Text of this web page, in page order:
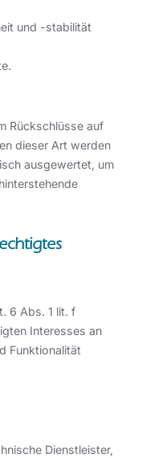
und -stabilität
Rückschlüsse auf
dieser Art werden
ausgewertet, um
6 Abs. 1 lit. f
Interesses an
Funktionalität
Dienstleister,